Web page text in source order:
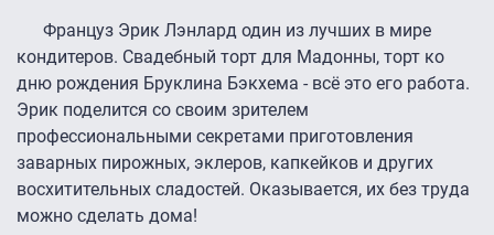
Француз Эрик Лэнлард один из лучших в мире
кондитеров. Свадебный торт для Мадонны, торт ко
дню рождения Бруклина Бэкхема - всё это его работа.
Эрик поделится со своим зрителем
профессиональными секретами приготовления
заварных пирожных, эклеров, капкейков и других
восхитительных сладостей. Оказывается, их без труда
можно сделать дома!